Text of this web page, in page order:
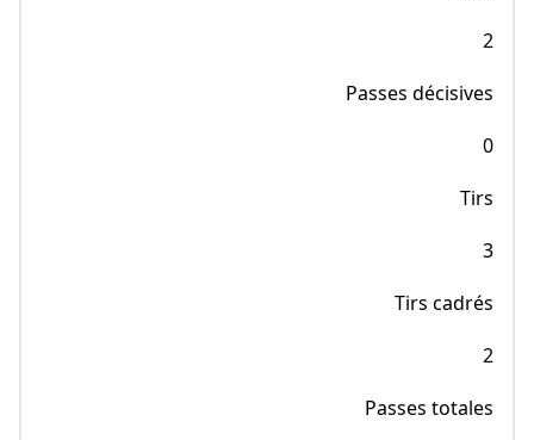
2
Passes décisives
0
Tirs
3
Tirs cadrés
2
Passes totales